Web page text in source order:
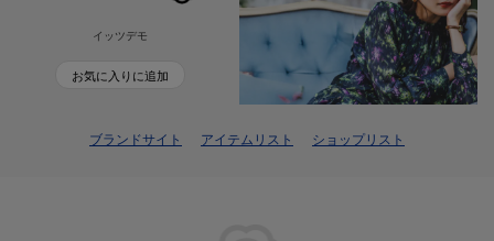
イッツデモ
お気に入りに追加
ブランドサイト アイテムリスト ショップリスト